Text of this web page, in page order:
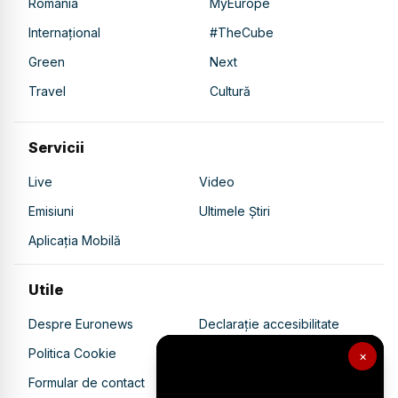
×
Internațional
#TheCube
Green
Next
Travel
Cultură
Servicii
Live
Video
Emisiuni
Ultimele Știri
Aplicația Mobilă
Utile
Despre Euronews
Declarație accesibilitate
Politica Cookie
Politica de confidențialitate
Formular de contact